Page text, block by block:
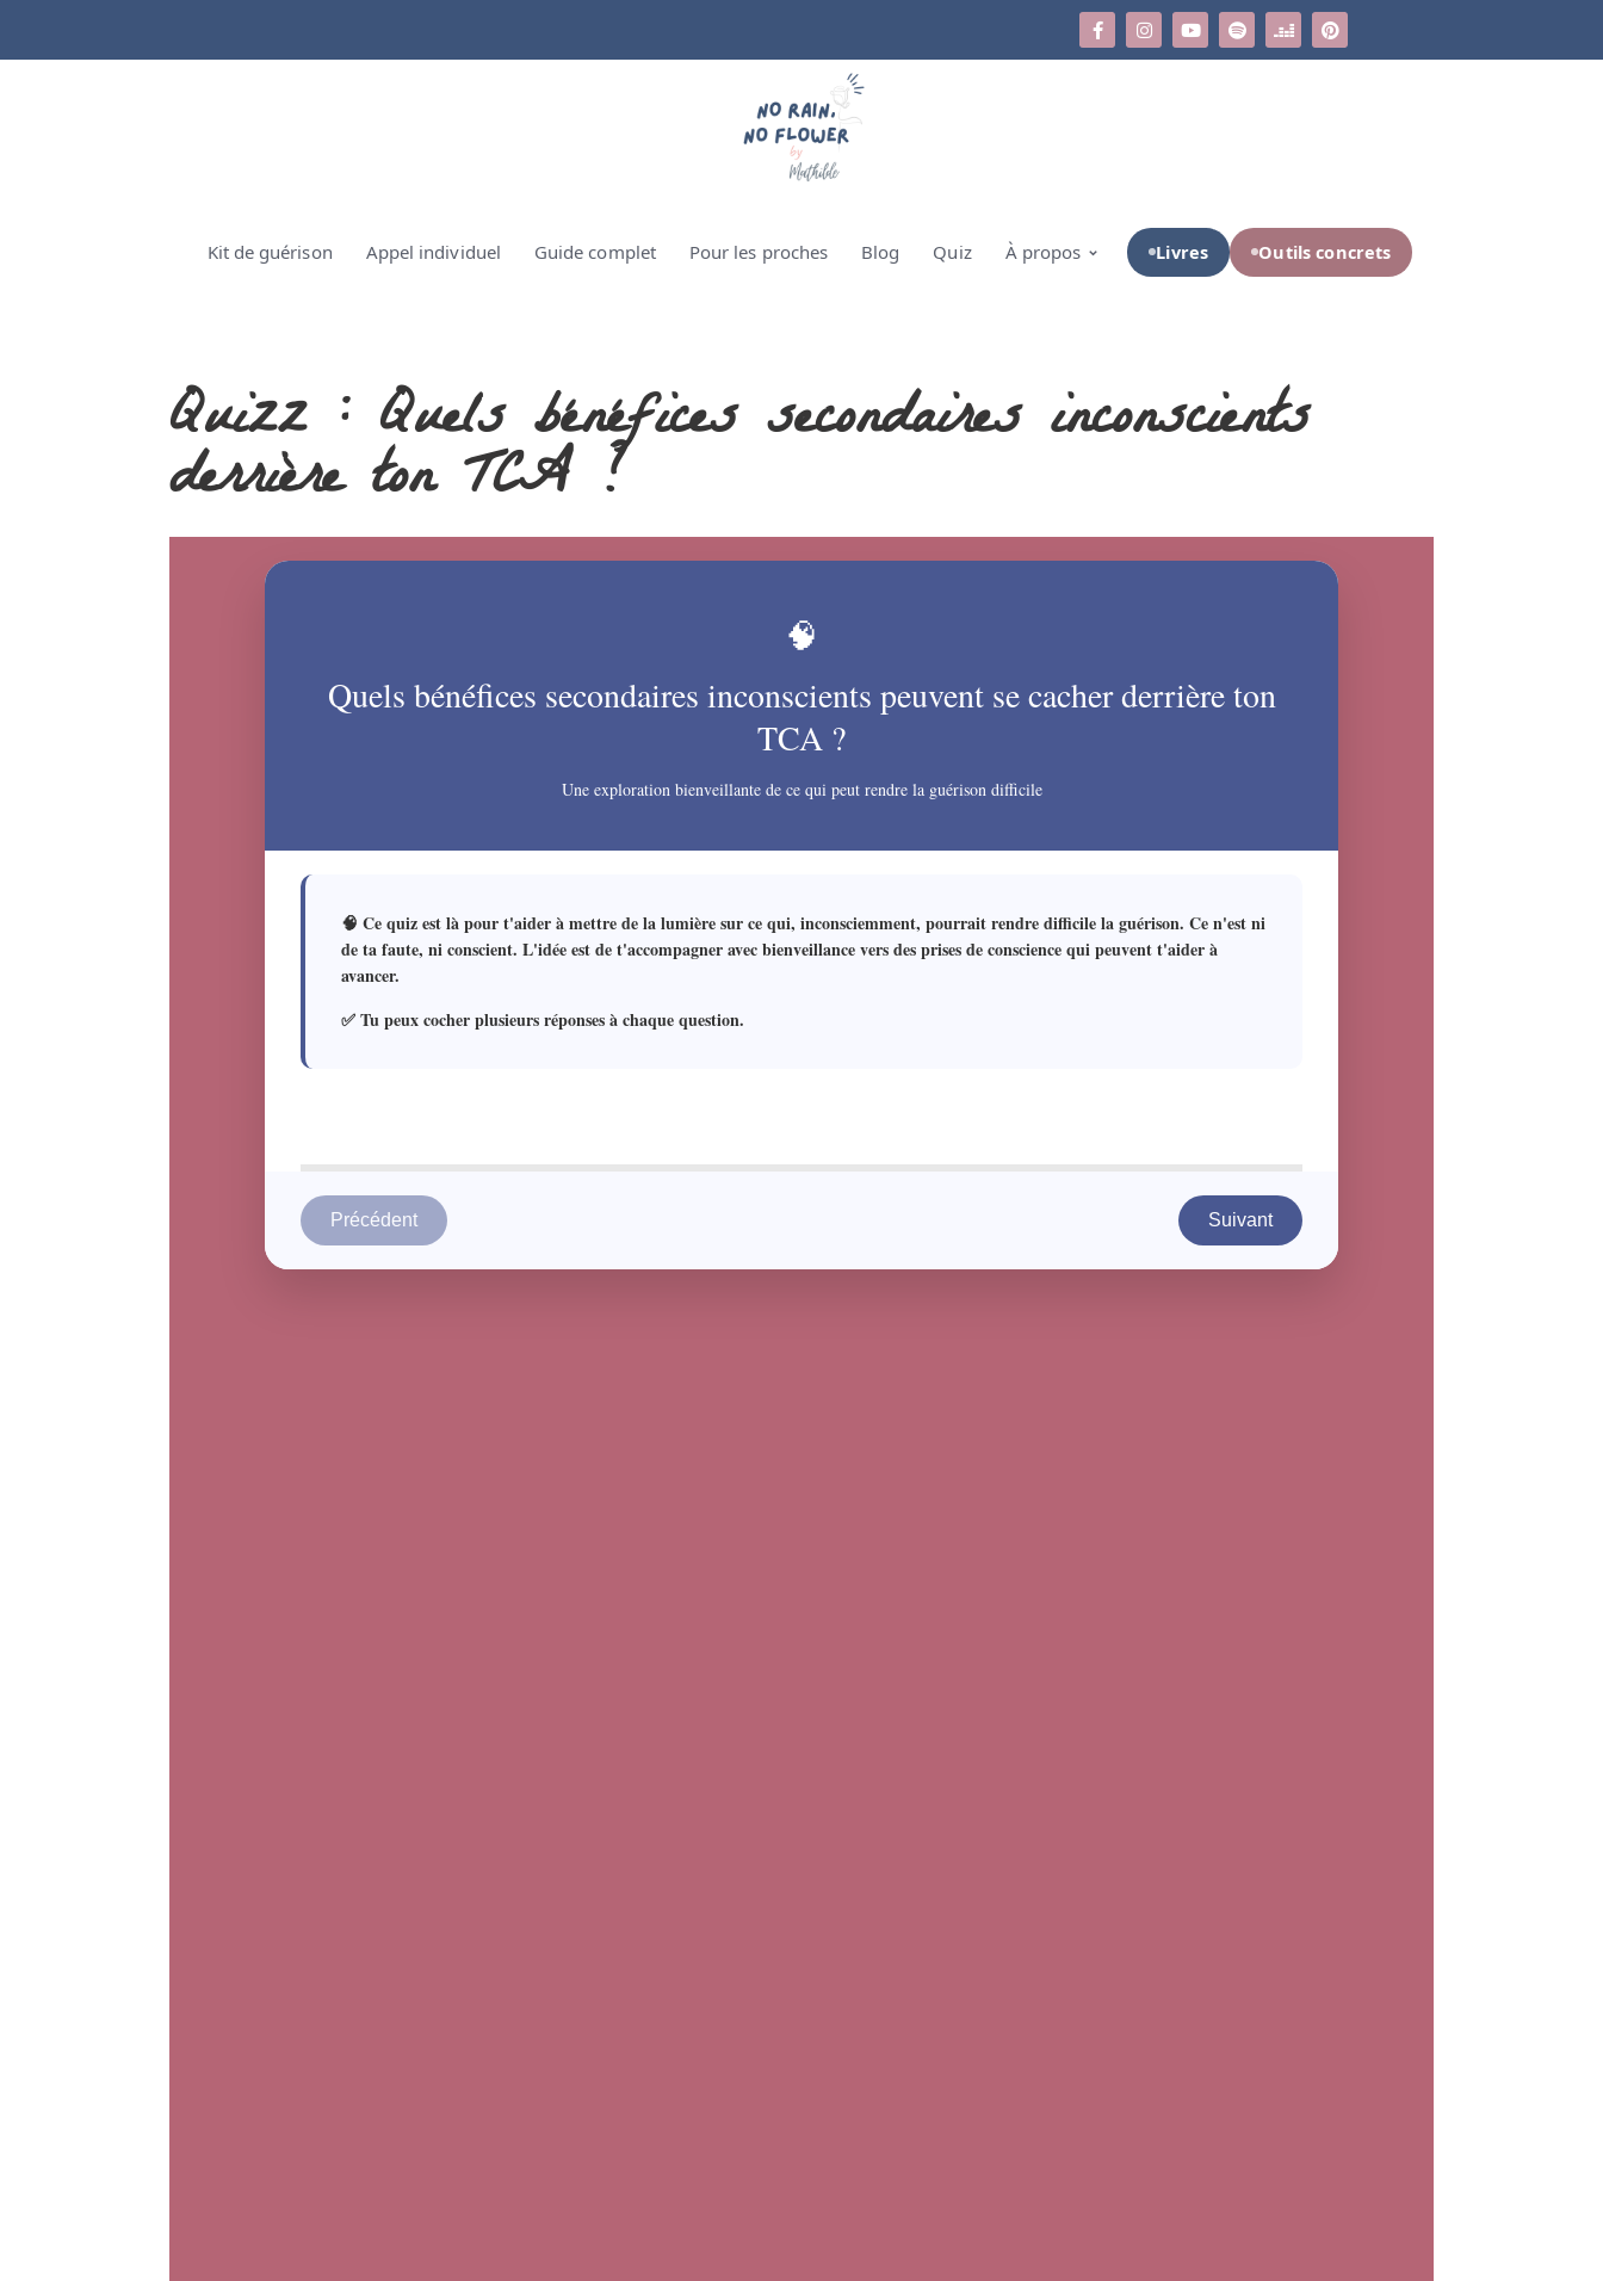
Kit de guérison Appel individuel Guide complet Pour les proches Blog Quiz À propos Livres Outils concrets
Quizz : Quels bénéfices secondaires inconscients
derrière ton TCA ?
🧠
Quels bénéfices secondaires inconscients peuvent se cacher derrière ton
TCA ?
Une exploration bienveillante de ce qui peut rendre la guérison difficile
🧠 Ce quiz est là pour t'aider à mettre de la lumière sur ce qui, inconsciemment, pourrait rendre difficile la guérison. Ce n'est ni
de ta faute, ni conscient. L'idée est de t'accompagner avec bienveillance vers des prises de conscience qui peuvent t'aider à
avancer.
✅ Tu peux cocher plusieurs réponses à chaque question.
Précédent Suivant